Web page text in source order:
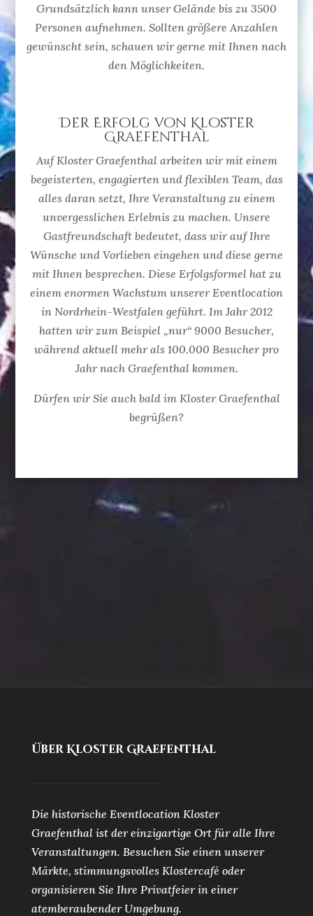
Grundsätzlich kann unser Gelände bis zu 3500
Personen aufnehmen. Sollten größere Anzahlen
gewünscht sein, schauen wir gerne mit Ihnen nach
den Möglichkeiten.
Der Erfolg von Kloster
Graefenthal
Auf Kloster Graefenthal arbeiten wir mit einem
begeisterten, engagierten und flexiblen Team, das
alles daran setzt, Ihre Veranstaltung zu einem
unvergesslichen Erlebnis zu machen. Unsere
Gastfreundschaft bedeutet, dass wir auf Ihre
Wünsche und Vorlieben eingehen und diese gerne
mit Ihnen besprechen. Diese Erfolgsformel hat zu
einem enormen Wachstum unserer Eventlocation
in Nordrhein-Westfalen geführt. Im Jahr 2012
hatten wir zum Beispiel „nur“ 9000 Besucher,
während aktuell mehr als 100.000 Besucher pro
Jahr nach Graefenthal kommen.
Dürfen wir Sie auch bald im Kloster Graefenthal
begrüßen?
Über Kloster Graefenthal
Die historische Eventlocation Kloster
Graefenthal ist der einzigartige Ort für alle Ihre
Veranstaltungen. Besuchen Sie einen unserer
Märkte, stimmungsvolles Klostercafé oder
organisieren Sie Ihre Privatfeier in einer
atemberaubender Umgebung.